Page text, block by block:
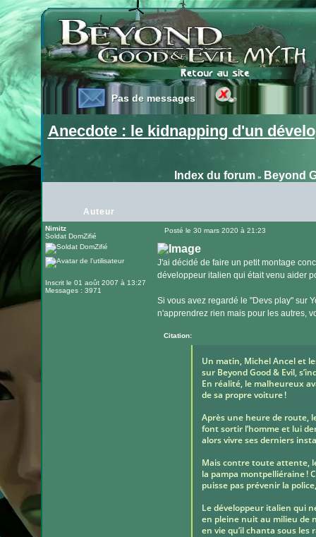
Pas de messages
Pas de messages
Anecdote : le kidnapping d'un
Index du forum» Beyond
Auteur
Nimitz
Soldat DomZifié
Inscrit le 01 août 2007 à 13:27
Messages : 3971
Posté le 30 mars 2020 à 21:23
J'ai décidé de faire un petit montage
développeur italien qui était venu aider
Si vous avez regardé le "Devs play" sur
n'apprendrez rien mais pour les autres,
Citation:
Un matin, Michel Ancel et
sur Beyond Good & Evil,
En réalité, le malheureux
de sa propre voiture !
Après une heure de route,
font sortir l’homme et lui
alors vivre ses derniers
Mais contre toute attente,
la pampa montpelliéraine !
puisse pas prévenir la
Le développeur italien qui
en pleine nuit au milieu de
en vie qu’il chanta sous